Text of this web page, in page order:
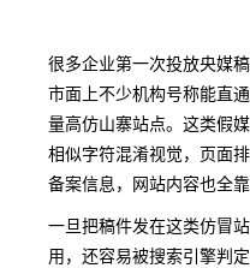
很多企业第一次投放央媒
市面上不少机构号称能直
量高仿山寨站点。这类假
相似字符混淆视觉，页面
备案信息，网站内容也全
一旦把稿件发在这类仿冒
用，还容易被搜索引擎判